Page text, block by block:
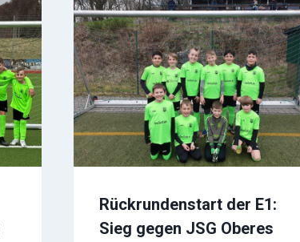
Rückrundenstart der E1:
Sieg gegen JSG Oberes